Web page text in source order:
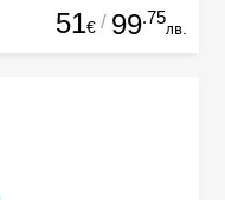
51€ / 99.75
лв.